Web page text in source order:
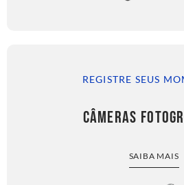
REGISTRE SEUS
CÂMERAS
SAIBA MAIS